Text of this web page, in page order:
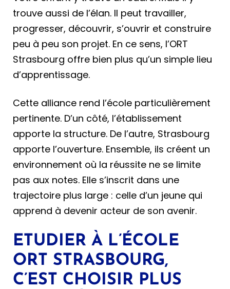
trouve aussi de l’élan. Il peut travailler,
progresser, découvrir, s’ouvrir et construire
peu à peu son projet. En ce sens, l’ORT
Strasbourg offre bien plus qu’un simple lieu
d’apprentissage.
Cette alliance rend l’école particulièrement
pertinente. D’un côté, l’établissement
apporte la structure. De l’autre, Strasbourg
apporte l’ouverture. Ensemble, ils créent un
environnement où la réussite ne se limite
pas aux notes. Elle s’inscrit dans une
trajectoire plus large : celle d’un jeune qui
apprend à devenir acteur de son avenir.
ETUDIER À L’ÉCOLE
ORT STRASBOURG,
C’EST CHOISIR PLUS